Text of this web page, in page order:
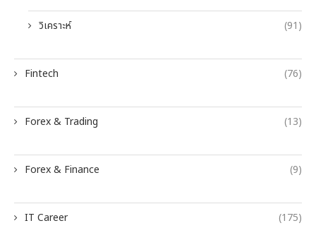
วิเคราะห์ (91)
Fintech (76)
Forex & Trading (13)
Forex & Finance (9)
IT Career (175)